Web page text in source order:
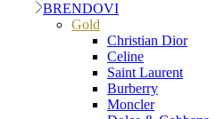
BRENDOVI
Gold
Christian Dior
Celine
Saint Laurent
Burberry
Moncler